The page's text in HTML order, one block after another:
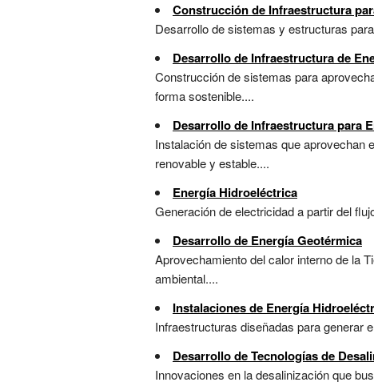
Construcción de Infraestructura
Desarrollo de sistemas y estructuras
Desarrollo de Infraestructura de
Construcción de sistemas para
forma sostenible....
Desarrollo de Infraestructura para
Instalación de sistemas que aprovechan
renovable y estable....
Energía Hidroeléctrica
Generación de electricidad a partir del
Desarrollo de Energía Geotérmica
Aprovechamiento del calor interno de la
ambiental....
Instalaciones de Energía
Infraestructuras diseñadas para generar
Desarrollo de Tecnologías de
Innovaciones en la desalinización que